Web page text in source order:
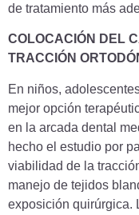
de tratamiento más
COLOCACIÓN DEL
TRACCIÓN
En niños,
mejor opción
en la arcada dental
hecho el estudio por
viabilidad de la
manejo de tejidos
exposición quirúrgica.